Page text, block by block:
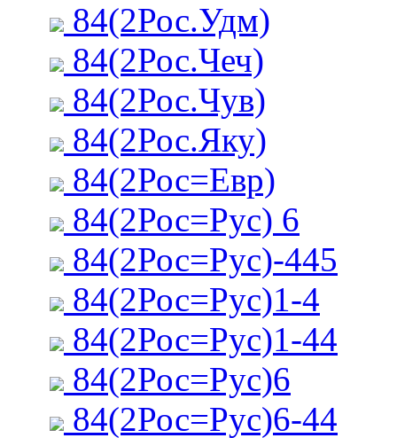
84(2Рос.Удм)
84(2Рос.Чеч)
84(2Рос.Чув)
84(2Рос.Яку)
84(2Рос=Евр)
84(2Рос=Рус) 6
84(2Рос=Рус)-445
84(2Рос=Рус)1-4
84(2Рос=Рус)1-44
84(2Рос=Рус)6
84(2Рос=Рус)6-44